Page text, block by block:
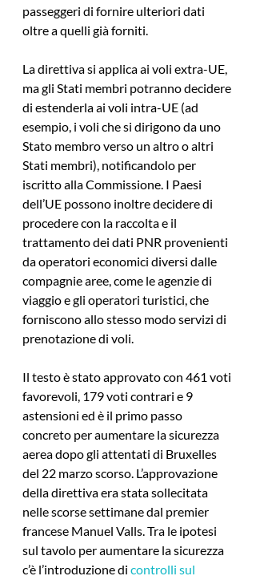
passeggeri di fornire ulteriori dati
oltre a quelli già forniti.
La direttiva si applica ai voli extra-UE,
ma gli Stati membri potranno decidere
di estenderla ai voli intra-UE (ad
esempio, i voli che si dirigono da uno
Stato membro verso un altro o altri
Stati membri), notificandolo per
iscritto alla Commissione. I Paesi
dell’UE possono inoltre decidere di
procedere con la raccolta e il
trattamento dei dati PNR provenienti
da operatori economici diversi dalle
compagnie aree, come le agenzie di
viaggio e gli operatori turistici, che
forniscono allo stesso modo servizi di
prenotazione di voli.
Il testo è stato approvato con 461 voti
favorevoli, 179 voti contrari e 9
astensioni ed è il primo passo
concreto per aumentare la sicurezza
aerea dopo gli attentati di Bruxelles
del 22 marzo scorso. L’approvazione
della direttiva era stata sollecitata
nelle scorse settimane dal premier
francese Manuel Valls. Tra le ipotesi
sul tavolo per aumentare la sicurezza
c’è l’introduzione di controlli sul